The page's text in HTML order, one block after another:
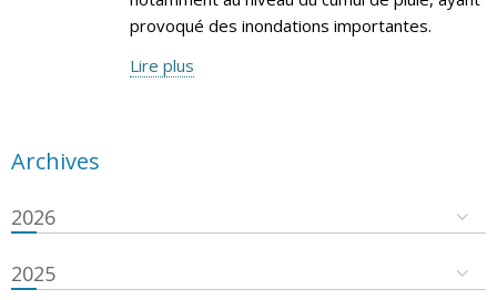
provoqué des inondations importantes.
Lire plus
Archives
2026
2025